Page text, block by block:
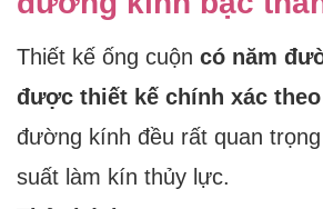
Thiết kế ống cuộn có năm
được thiết kế chính xác
đường kính đều rất quan
suất làm kín thủy lực.